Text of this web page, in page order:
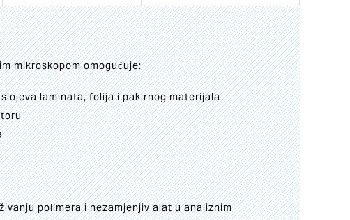
mikroskopom omogućuje:
laminata, folija i pakirnog materijala
polimera i nezamjenjiv alat u analiznim